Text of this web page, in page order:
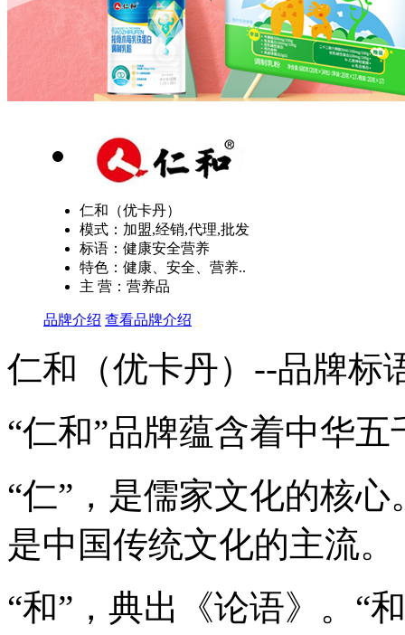
仁和（优卡丹）
模式：加盟,经销,代理,批发
标语：健康安全营养
特色：健康、安全、营养..
主 营：营养品
品牌介绍 查看品牌介绍
仁和（优卡丹）--品牌标
“仁和”品牌蕴含着中华
“仁”，是儒家文化的核心
是中国传统文化的主流。
“和”，典出《论语》。“